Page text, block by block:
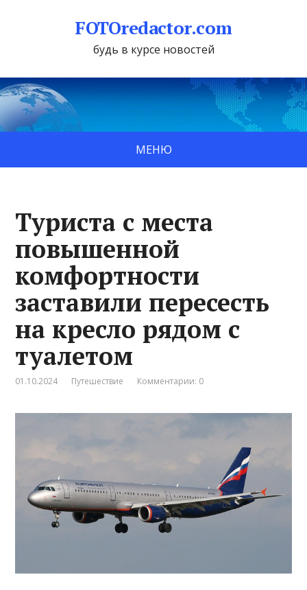
FOTOredactor.com
будь в курсе новостей
МЕНЮ
Туриста с места
повышенной
комфортности
заставили пересесть
на кресло рядом с
туалетом
01.10.2024 Путешествие Комментарии: 0